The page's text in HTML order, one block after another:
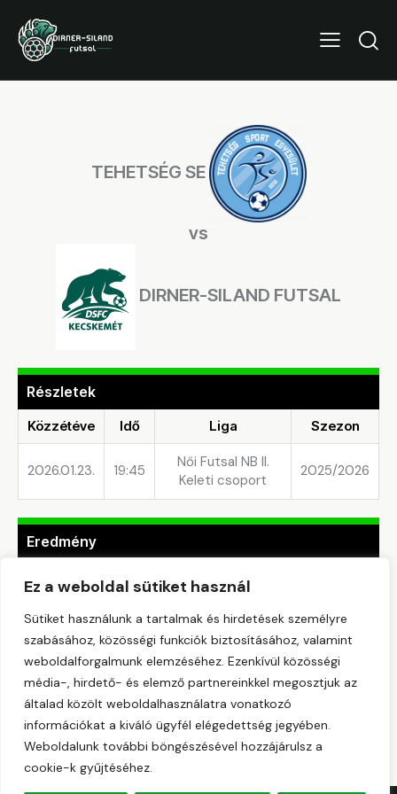
Ez a weboldal sütiket használ
Sütiket használunk a tartalmak és hirdetések személyre
szabásához, közösségi funkciók biztosításához, valamint
weboldalforgalmunk elemzéséhez. Ezenkívül közösségi
média-, hirdető- és elemző partnereinkkel megosztjuk az
általad közölt weboldalhasználatra vonatkozó
információkat a kiváló ügyfél elégedettség jegyében.
Weboldalunk további böngészésével hozzájárulsz a
cookie-k gyűjtéséhez.
TEHETSÉG SE
vs
DIRNER-SILAND FUTSAL
Részletek
Közzétéve Idő Liga Szezon
2026.01.23. 19:45
Női Futsal NB II.
Keleti csoport
2025/2026
Eredmény
TEHETSÉG
— — 6 Győzelem
DIRNER-
SILAND
FUTSAL
— — 3 Vereség